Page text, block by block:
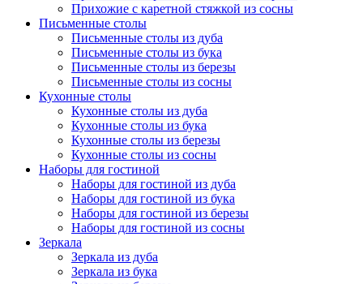
Прихожие с каретной стяжкой из сосны
Письменные столы
Письменные столы из дуба
Письменные столы из бука
Письменные столы из березы
Письменные столы из сосны
Кухонные столы
Кухонные столы из дуба
Кухонные столы из бука
Кухонные столы из березы
Кухонные столы из сосны
Наборы для гостиной
Наборы для гостиной из дуба
Наборы для гостиной из бука
Наборы для гостиной из березы
Наборы для гостиной из сосны
Зеркала
Зеркала из дуба
Зеркала из бука